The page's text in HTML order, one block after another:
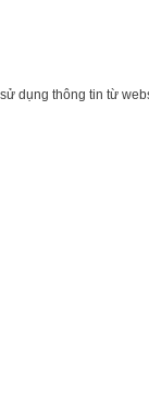
dụng thông tin từ